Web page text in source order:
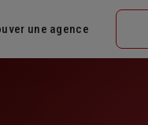
une agence